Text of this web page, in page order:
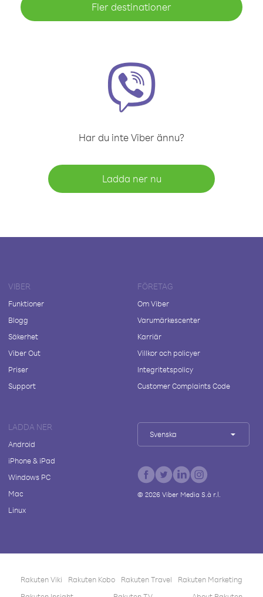
Fler destinationer
Har du inte Viber ännu?
Ladda ner nu
VIBER
Funktioner
Blogg
Säkerhet
Viber Out
Priser
Support
FÖRETAG
Om Viber
Varumärkescenter
Karriär
Villkor och policyer
Integritetspolicy
Customer Complaints Code
LADDA NER
Android
iPhone & iPad
Windows PC
Mac
Linux
Svenska
© 2026Viber Media S.à r.l.
Rakuten Viki Rakuten Kobo Rakuten Travel
Rakuten Marketing